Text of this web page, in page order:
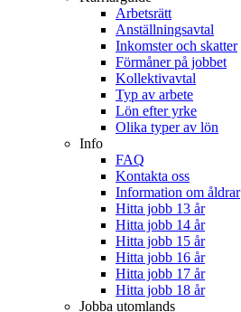
Arbetsrätt
Anställningsavtal
Inkomster och skatter
Förmåner på jobbet
Kollektivavtal
Typ av arbete
Lön efter yrke
Olika typer av lön
Info
FAQ
Kontakta oss
Information om åldrar
Hitta jobb 13 år
Hitta jobb 14 år
Hitta jobb 15 år
Hitta jobb 16 år
Hitta jobb 17 år
Hitta jobb 18 år
Jobba utomlands